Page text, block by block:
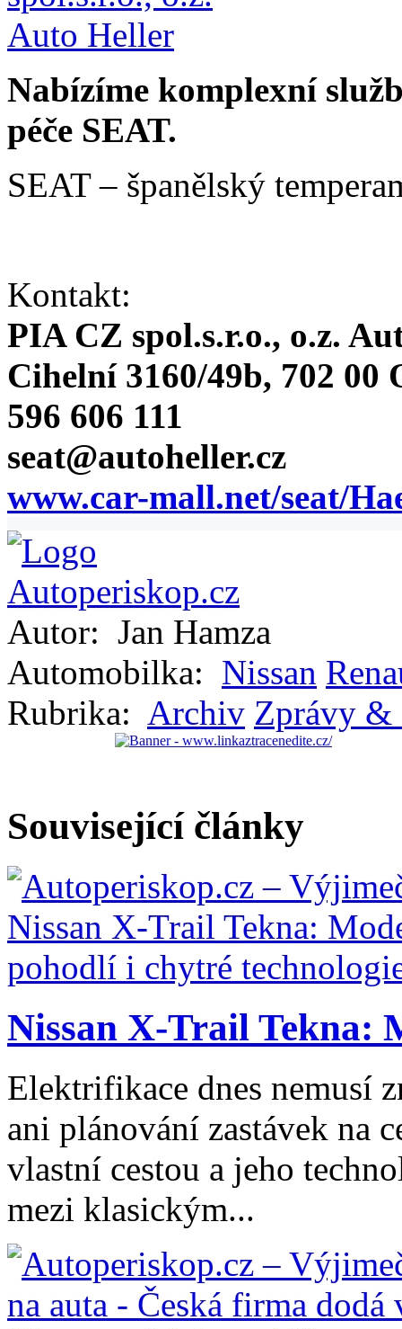
Nabízíme komplexní
péče SEAT.
SEAT – španělský
Kontakt:
PIA CZ spol.s.r.o., o.z.
Cihelní 3160/49b, 702
596 606 111
seat@autoheller.cz
www.car-mall.net/seat/
Autor: Jan Hamza
Automobilka: Nissan
Rubrika: Archiv Zprávy &
Související články
Nissan X-Trail Tekna:
Elektrifikace dnes nemusí
ani plánování zastávek na
vlastní cestou a jeho
mezi klasickým...